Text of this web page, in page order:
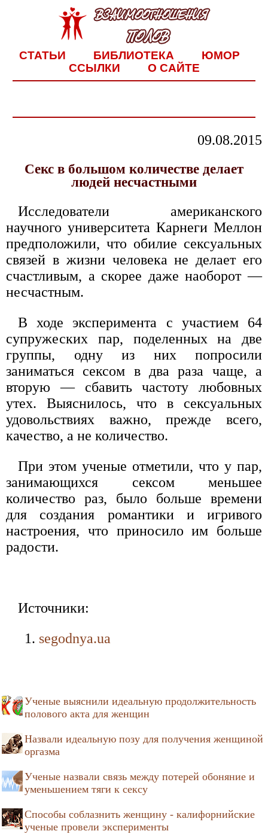
СТАТЬИ БИБЛИОТЕКА
ЮМОР
ССЫЛКИ
О САЙТЕ
09.08.2015
Cекс в большом количестве делает
людей несчастными
Исследователи американского
научного университета Карнеги Меллон
предположили, что обилие сексуальных
связей в жизни человека не делает его
счастливым, а скорее даже наоборот —
несчастным.
В ходе эксперимента с участием 64
супружеских пар, поделенных на две
группы, одну из них попросили
заниматься сексом в два раза чаще, а
вторую — сбавить частоту любовных
утех. Выяснилось, что в сексуальных
удовольствиях важно, прежде всего,
качество, а не количество.
При этом ученые отметили, что у пар,
занимающихся сексом меньшее
количество раз, было больше времени
для создания романтики и игривого
настроения, что приносило им больше
радости.
Источники:
segodnya.ua
Ученые выяснили идеальную продолжительность
полового акта для женщин
Назвали идеальную позу для получения женщиной
оргазма
Ученые назвали связь между потерей обоняние и
уменьшением тяги к сексу
Способы соблазнить женщину - калифорнийские
ученые провели эксперименты